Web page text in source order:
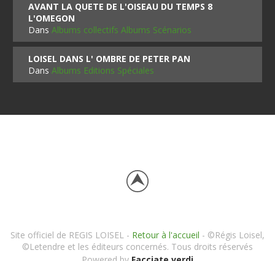
AVANT LA QUETE DE L'OISEAU DU TEMPS 8
L'OMEGON
DansAlbums collectifs Albums Scénarios
LOISEL DANS L' OMBRE DE PETER PAN
DansAlbums Editions Spéciales
Site officiel de REGIS LOISEL - Retour à l'accueil - ©Régis Loisel,
©Letendre et les éditeurs concernés. Tous droits réservés